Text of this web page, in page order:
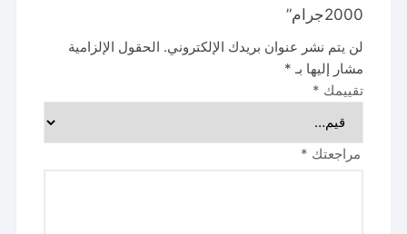
2000جرام”
لن يتم نشر عنوان بريدك الإلكتروني. الحقول الإلزامية
مشار إليها بـ *
تقييمك *
مراجعتك *